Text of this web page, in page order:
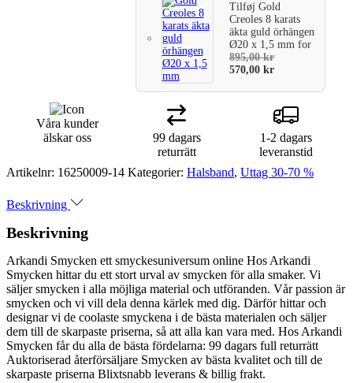
TilføjGold
Creoles 8 karats
äkta guld örhängen
Ø20 x 1,5 mmfor
895,00kr
570,00kr
Våra kunder
älskar oss
99 dagars
returrätt
1-2 dagars
leveranstid
Artikelnr: 16250009-14 Kategorier: Halsband, Uttag 30-70 %
Beskrivning
Beskrivning
Arkandi Smycken ett smyckesuniversum online Hos Arkandi
Smycken hittar du ett stort urval av smycken för alla smaker. Vi
säljer smycken i alla möjliga material och utföranden. Vår passion är
smycken och vi vill dela denna kärlek med dig. Därför hittar och
designar vi de coolaste smyckena i de bästa materialen och säljer
dem till de skarpaste priserna, så att alla kan vara med. Hos Arkandi
Smycken får du alla de bästa fördelarna: 99 dagars full returrätt
Auktoriserad återförsäljare Smycken av bästa kvalitet och till de
skarpaste priserna Blixtsnabb leverans & billig frakt.